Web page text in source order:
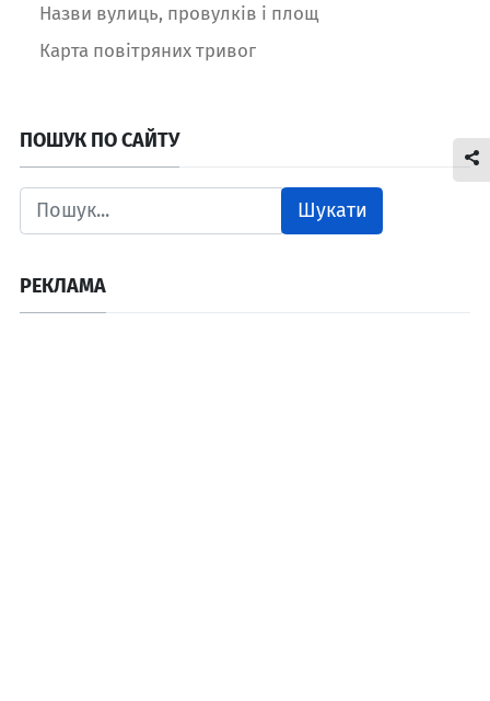
Назви вулиць, провулків і площ
Карта повітряних тривог
ПОШУК ПО САЙТУ
Шукати
РЕКЛАМА